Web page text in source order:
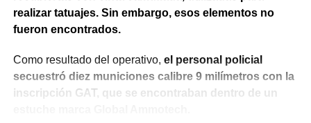
realizar tatuajes. Sin embargo, esos elementos no
fueron encontrados.
Como resultado del operativo, el personal policial
secuestró diez municiones calibre 9 milímetros con la
inscripción GAT, que se encontraban dentro de un